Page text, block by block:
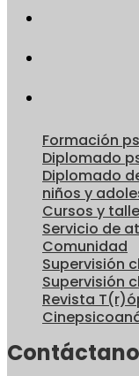
Formación
Diplomado
Diplomado
niños y
Cursos y
Servicio de
Comunidad
Supervisión
Supervisión
Revista